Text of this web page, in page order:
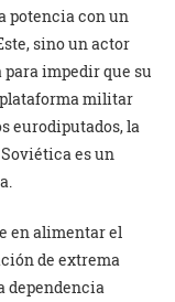
potencia con un
sino un actor
impedir que su
militar
eurodiputados, la
es un
en alimentar el
de extrema
dependencia